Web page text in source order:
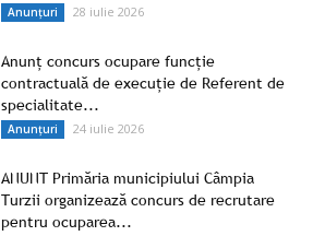
Anunțuri 28 iulie 2026
Anunț concurs ocupare funcție
contractuală de execuție de Referent de
specialitate...
Anunțuri 24 iulie 2026
ANUNT Primăria municipiului Câmpia
Turzii organizează concurs de recrutare
pentru ocuparea...